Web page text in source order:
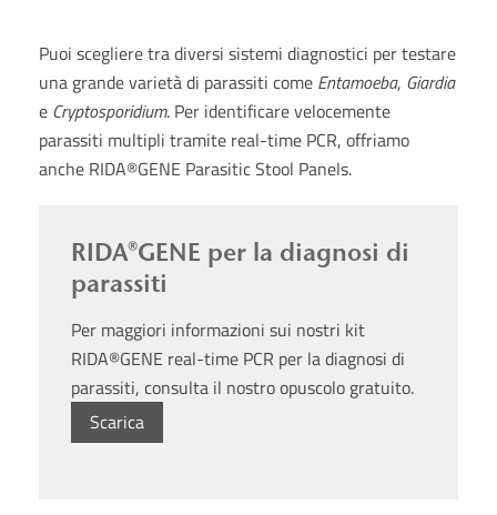
Puoi scegliere tra diversi sistemi diagnostici per testare
una grande varietà di parassiti come Entamoeba, Giardia
e Cryptosporidium. Per identificare velocemente
parassiti multipli tramite real-time PCR, offriamo
anche RIDA®GENE Parasitic Stool Panels.
RIDA®GENE per la diagnosi di
parassiti
Per maggiori informazioni sui nostri kit
RIDA®GENE real-time PCR per la diagnosi di
parassiti, consulta il nostro opuscolo gratuito.
Scarica